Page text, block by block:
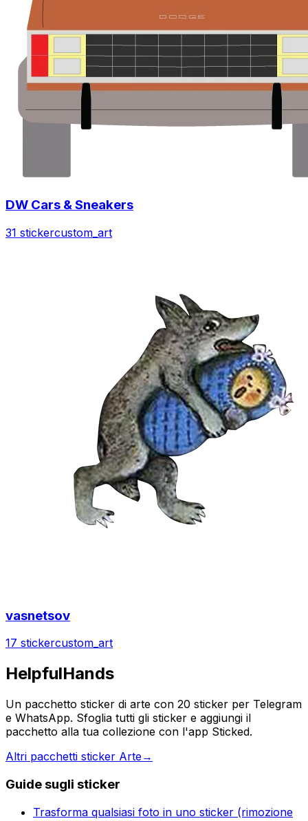
DW Cars & Sneakers
31 stickercustom_art
vasnetsov
17 stickercustom_art
HelpfulHands
Un pacchetto sticker di arte con 20 sticker per Telegram
e WhatsApp. Sfoglia tutti gli sticker e aggiungi il
pacchetto alla tua collezione con l'app Sticked.
Altri pacchetti sticker Arte→
Guide sugli sticker
Trasforma qualsiasi foto in uno sticker (rimozione